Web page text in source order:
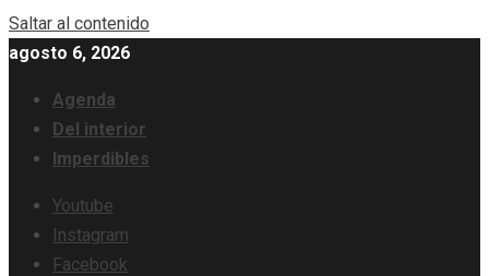
Saltar al contenido
agosto 6, 2026
Agenda
Del interior
Imperdibles
Youtube
Instagram
Facebook